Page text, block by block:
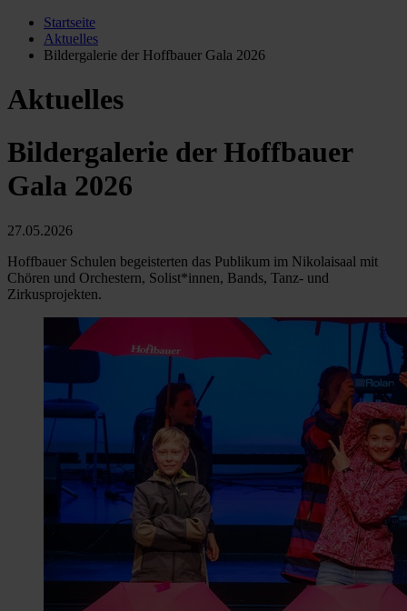
Startseite
Aktuelles
Bildergalerie der Hoffbauer Gala 2026
Aktuelles
Bildergalerie der Hoffbauer
Gala 2026
27.05.2026
Hoffbauer Schulen begeisterten das Publikum im Nikolaisaal mit
Chören und Orchestern, Solist*innen, Bands, Tanz- und
Zirkusprojekten.